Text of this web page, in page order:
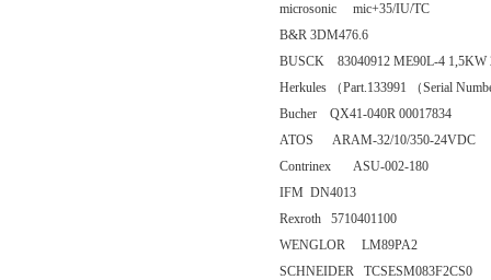
microsonic mic+35/IU/TC
B&R 3DM476.6
BUSCK 83040912 ME90L-4 1,5KW
Herkules （Part.133991 （Serial
Bucher QX41-040R 00017834
ATOS ARAM-32/10/350-24VDC
Contrinex ASU-002-180
IFM DN4013
Rexroth 5710401100
WENGLOR LM89PA2
SCHNEIDER TCSESM083F2CS0